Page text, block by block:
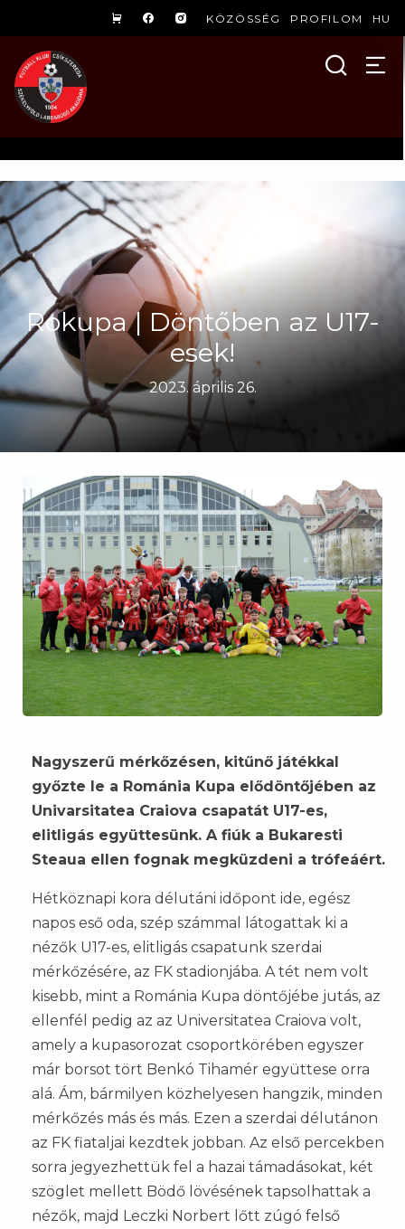
KÖZÖSSÉG PROFILOM HU
Rokupa | Döntőben az U17-
esek!
2023. április 26.
Nagyszerű mérkőzésen, kitűnő játékkal
győzte le a Románia Kupa elődöntőjében az
Univarsitatea Craiova csapatát U17-es,
elitligás együttesünk. A fiúk a Bukaresti
Steaua ellen fognak megküzdeni a trófeáért.
Hétköznapi kora délutáni időpont ide, egész
napos eső oda, szép számmal látogattak ki a
nézők U17-es, elitligás csapatunk szerdai
mérkőzésére, az FK stadionjába. A tét nem volt
kisebb, mint a Románia Kupa döntőjébe jutás, az
ellenfél pedig az az Universitatea Craiova volt,
amely a kupasorozat csoportkörében egyszer
már borsot tört Benkó Tihamér együttese orra
alá. Ám, bármilyen közhelyesen hangzik, minden
mérkőzés más és más. Ezen a szerdai délutánon
az FK fiataljai kezdtek jobban. Az első percekben
sorra jegyezhettük fel a hazai támadásokat, két
szöglet mellett Bödő lövésének tapsolhattak a
nézők, majd Leczki Norbert lőtt zúgó felső